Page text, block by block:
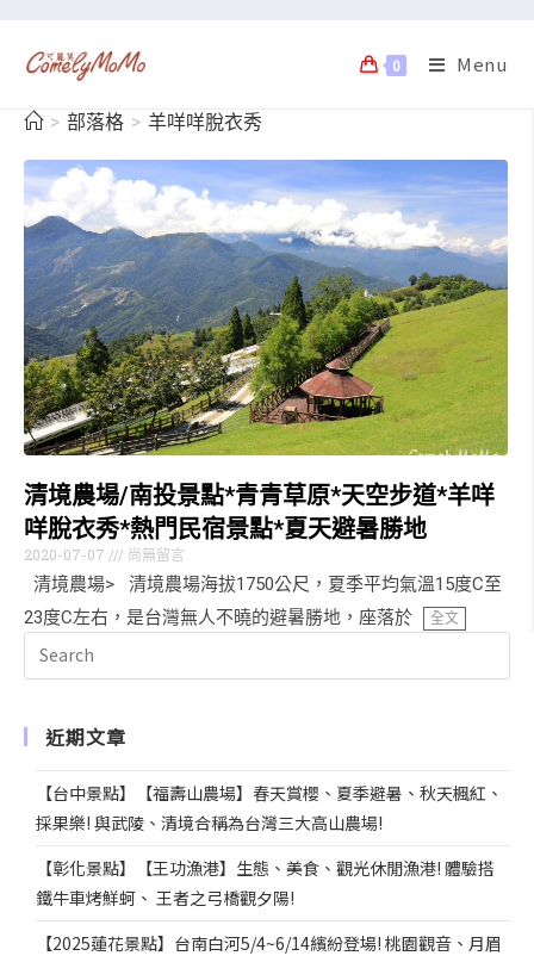
0 Menu
> 部落格 > 羊咩咩脫衣秀
清境農場/南投景點*青青草原*天空步道*羊咩
咩脫衣秀*熱門民宿景點*夏天避暑勝地
2020-07-07 尚無留言
清境農場> 清境農場海拔1750公尺，夏季平均氣溫15度C至
23度C左右，是台灣無人不曉的避暑勝地，座落於
全文
近期文章
【台中景點】【福壽山農場】春天賞櫻、夏季避暑、秋天楓紅、
採果樂! 與武陵、清境合稱為台灣三大高山農場!
【彰化景點】【王功漁港】生態、美食、觀光休閒漁港! 體驗搭
鐵牛車烤鮮蚵、 王者之弓橋觀夕陽!
【2025蓮花景點】台南白河5/4~6/14繽紛登場! 桃園觀音、月眉